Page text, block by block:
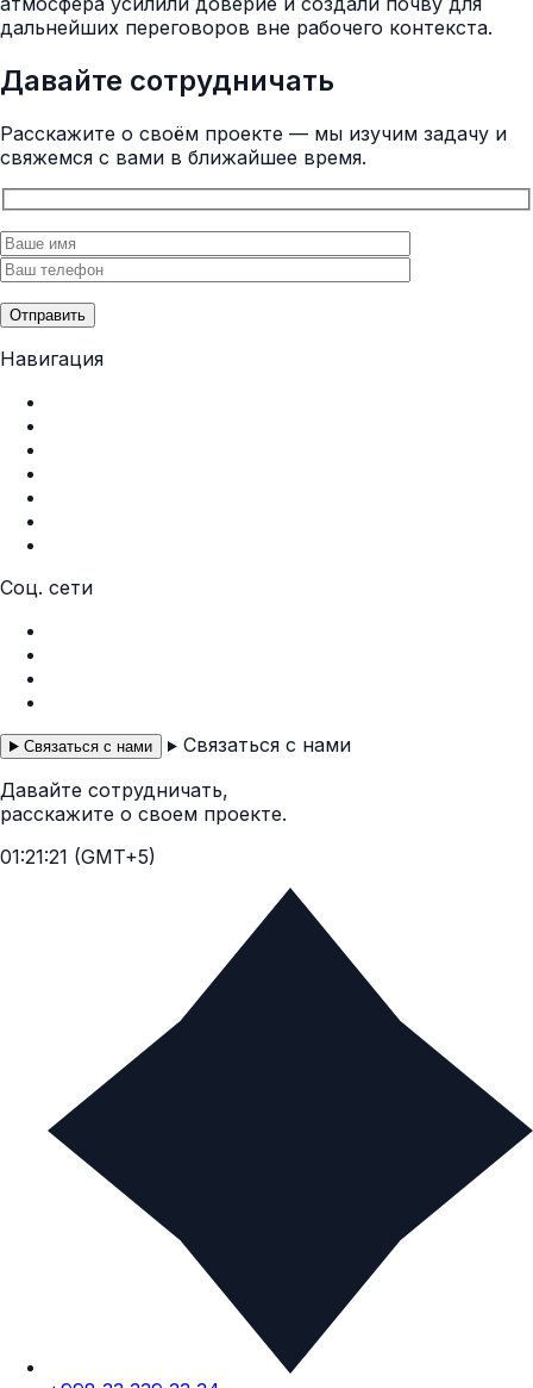
дальнейших переговоров вне рабочего контекста.
Давайте сотрудничать
Расскажите о своём проекте — мы изучим задачу и
свяжемся с вами в ближайшее время.
Отправить
Навигация
Соц. сети
Связаться с нами
Связаться с нами
Давайте сотрудничать,
расскажите о своем проекте.
01:21:24 (GMT+5)